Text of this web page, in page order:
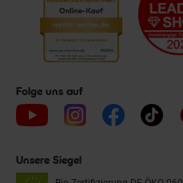
Folge uns auf
Unsere Siegel